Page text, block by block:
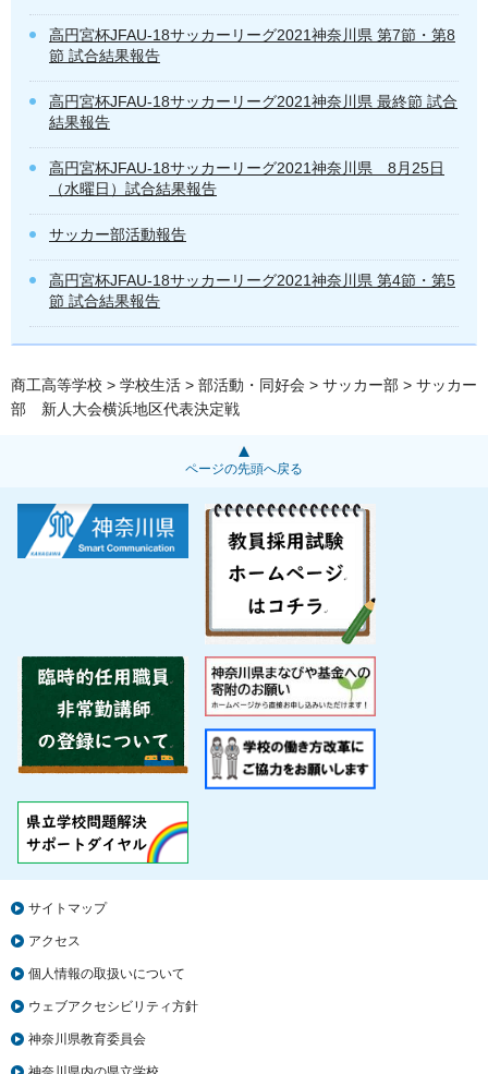
高円宮杯JFAU-18サッカーリーグ2021神奈川県 第7節・第8
節 試合結果報告
高円宮杯JFAU-18サッカーリーグ2021神奈川県 最終節 試合
結果報告
高円宮杯JFAU-18サッカーリーグ2021神奈川県 8月25日
（水曜日）試合結果報告
サッカー部活動報告
高円宮杯JFAU-18サッカーリーグ2021神奈川県 第4節・第5
節 試合結果報告
商工高等学校 > 学校生活 > 部活動・同好会 > サッカー部 > サッカー
部 新人大会横浜地区代表決定戦
ページの先頭へ戻る
サイトマップ
アクセス
個人情報の取扱いについて
ウェブアクセシビリティ方針
神奈川県教育委員会